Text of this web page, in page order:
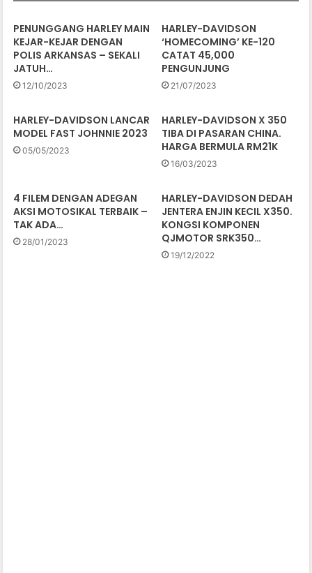
PENUNGGANG HARLEY MAIN
KEJAR-KEJAR DENGAN
POLIS ARKANSAS – SEKALI
JATUH…
12/10/2023
HARLEY-DAVIDSON
‘HOMECOMING’ KE-120
CATAT 45,000
PENGUNJUNG
21/07/2023
HARLEY-DAVIDSON LANCAR
MODEL FAST JOHNNIE 2023
05/05/2023
HARLEY-DAVIDSON X 350
TIBA DI PASARAN CHINA.
HARGA BERMULA RM21K
16/03/2023
4 FILEM DENGAN ADEGAN
AKSI MOTOSIKAL TERBAIK –
TAK ADA…
28/01/2023
HARLEY-DAVIDSON DEDAH
JENTERA ENJIN KECIL X350.
KONGSI KOMPONEN
QJMOTOR SRK350…
19/12/2022